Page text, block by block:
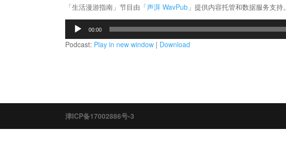
「生活漫游指南」节目由「声湃 WavPub 」提供内容托管和数据服务支持。
播
00:00
Podcast: Play in new window | Download
津ICP备17002886号-3